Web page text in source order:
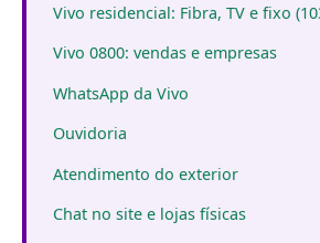
Vivo residencial: Fibra, TV e fixo
Vivo 0800: vendas e empresas
WhatsApp da Vivo
Ouvidoria
Atendimento do exterior
Chat no site e lojas físicas